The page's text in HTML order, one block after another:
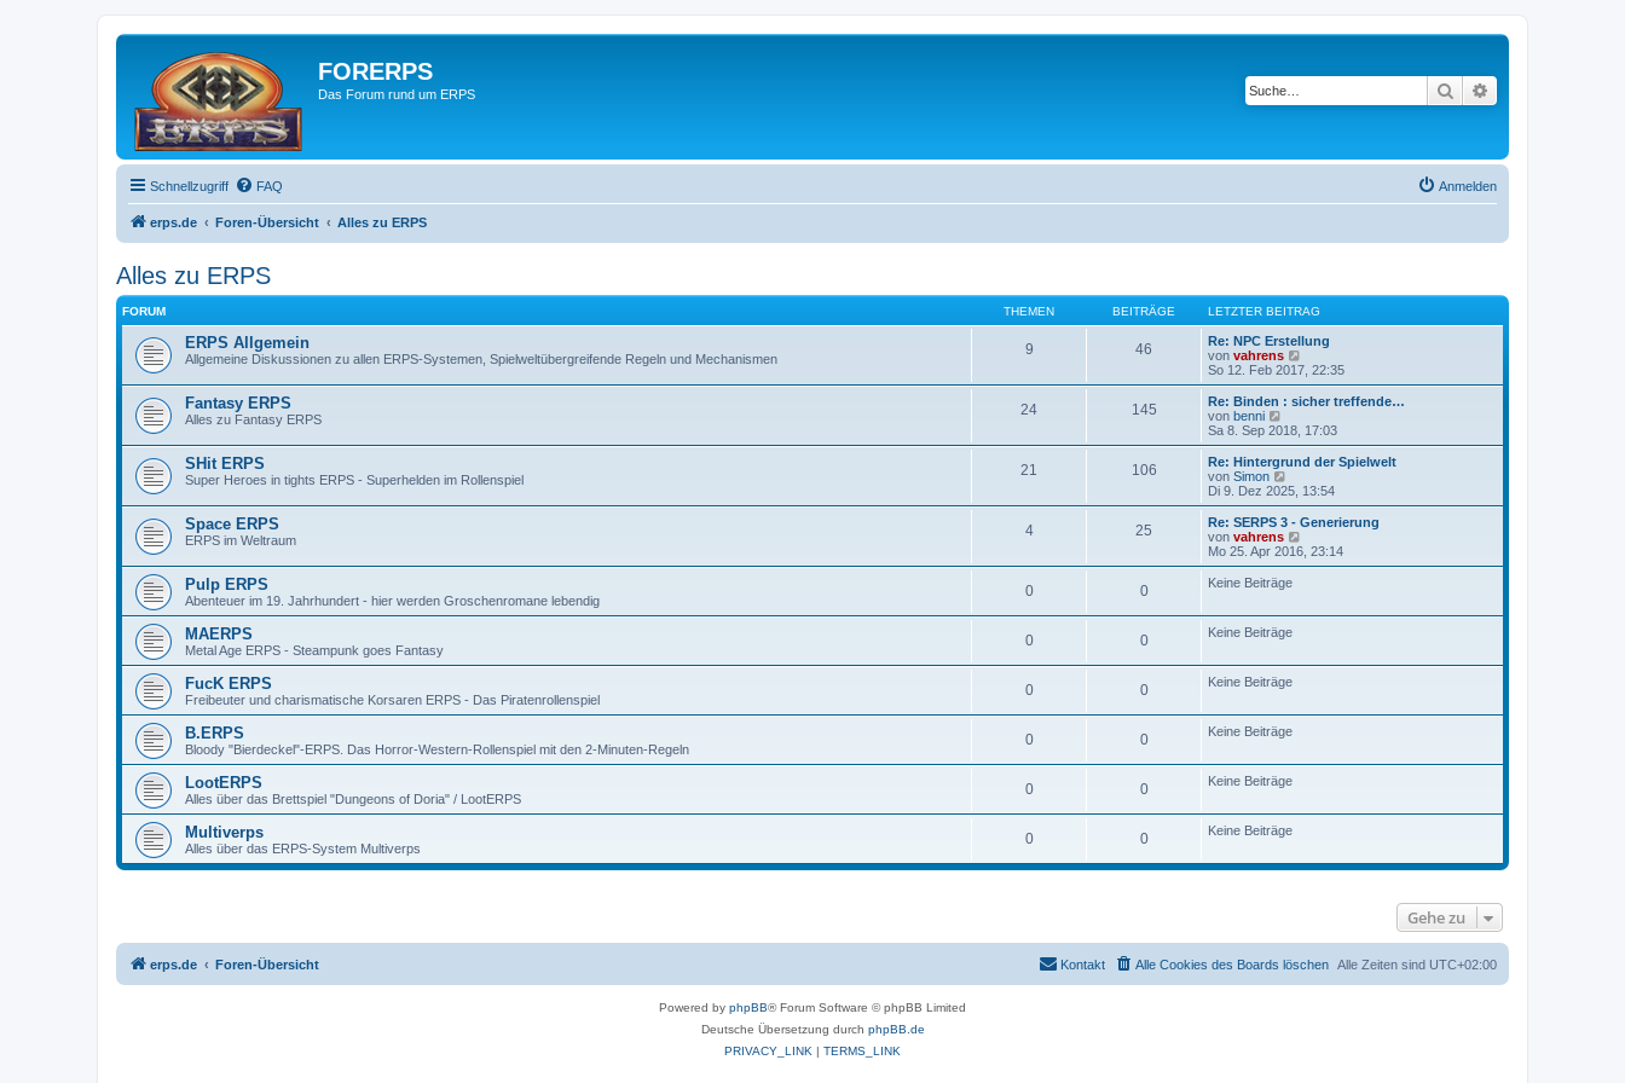
FORERPS
Das Forum rund um ERPS Suche
Schnellzugriff FAQ Anmelden
erps.de Foren-Übersicht Alles zu ERPS
Alles zu ERPS
FORUM THEMEN BEITRÄGE LETZTER BEITRAG
ERPS Allgemein
Allgemeine Diskussionen zu allen ERPS-Systemen, Spielweltübergreifende Regeln und Mechanismen
9 46
Re: NPC Erstellung
von vahrens
e
u
e
B
e
i
r
g
So 12. Feb 2017, 22:35
Fantasy ERPS
Alles zu Fantasy ERPS
24 145
Re: Binden : sicher treffende…
von benni
e
u
e
s
t
r
B
e
i
r
g
Sa 8. Sep 2018, 17:03
SHit ERPS
Super Heroes in tights ERPS - Superhelden im Rollenspiel
21 106
Re: Hintergrund der Spielwelt
von Simon
e
u
e
s
t
B
i
t
a
g
Di 9. Dez 2025, 13:54
Space ERPS
ERPS im Weltraum
4 25
Re: SERPS 3 - Generierung
von vahrens
e
u
e
e
Mo 25. Apr 2016, 23:14
Pulp ERPS
Abenteuer im 19. Jahrhundert - hier werden Groschenromane lebendig
0 0 Keine Beiträge
MAERPS
Metal Age ERPS - Steampunk goes Fantasy
0 0 Keine Beiträge
FucK ERPS
Freibeuter und charismatische Korsaren ERPS - Das Piratenrollenspiel
0 0 Keine Beiträge
B.ERPS
Bloody "Bierdeckel"-ERPS. Das Horror-Western-Rollenspiel mit den 2-Minuten-Regeln
0 0 Keine Beiträge
LootERPS
Alles über das Brettspiel "Dungeons of Doria" / LootERPS
0 0 Keine Beiträge
Multiverps
Alles über das ERPS-System Multiverps
0 0 Keine Beiträge
Gehe zu
erps.de Foren-Übersicht Alle Zeiten sind UTC+02:00
Alle Cookies des Boards löschen
Kontakt
Powered by phpBB® Forum Software © phpBB Limited
Deutsche Übersetzung durch phpBB.de
PRIVACY_LINK | TERMS_LINK